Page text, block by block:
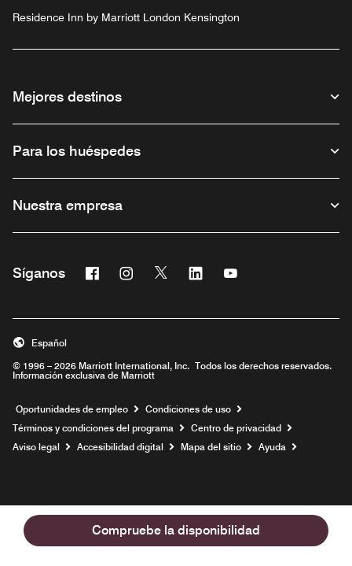
Compruebe la disponibilidad
Residence Inn by Marriott London Kensington
Mejores destinos
Para los huéspedes
Nuestra empresa
Síganos Facebook
Abre una ventana nueva
Instagram
Abre una ventana nueva
Twitter
Abre una ventana nueva
Linkedin
Abre una ventana nueva
Abre una ventana
© 1996 – 2026 Marriott International, Inc. Todos los derechos reservados.
Información exclusiva de Marriott
Español
Oportunidades de empleo Abre una ventana nueva
Condiciones de uso
Términos y condiciones del programa
Centro de privacidad
Aviso legal
Accesibilidad digital Mapa del sitio Ayuda